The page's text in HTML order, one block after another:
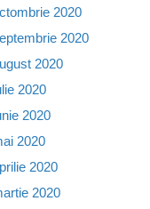
2020
2020
2020
2020
2020
2020
2020
2020